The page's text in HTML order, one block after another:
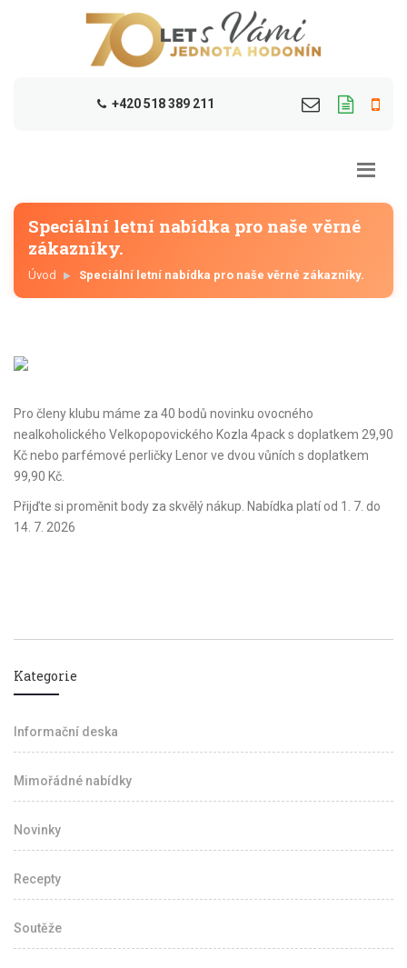
+420 518 389 211
Speciální letní nabídka pro naše věrné
zákazníky.
Úvod Speciální letní nabídka pro naše věrné zákazníky.
Pro členy klubu máme za 40 bodů novinku ovocného
nealkoholického Velkopopovického Kozla 4pack s doplatkem 29,90
Kč nebo parfémové perličky Lenor ve dvou vůních s doplatkem
99,90 Kč.
Přijďte si proměnit body za skvělý nákup. Nabídka platí od 1. 7. do
14. 7. 2026
Kategorie
Informační deska
Mimořádné nabídky
Novinky
Recepty
Soutěže